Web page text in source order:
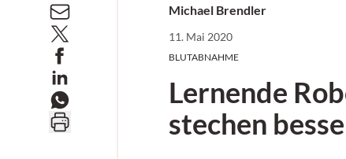
Michael Brendler
11. Mai 2020
BLUTABNAHME
Lernende
stechen